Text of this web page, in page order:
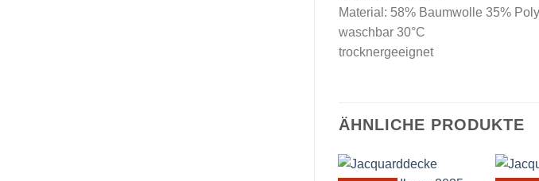
Material: 58% Baumwolle 35%
waschbar 30°C
trocknergeeignet
ÄHNLICHE PRODUKTE